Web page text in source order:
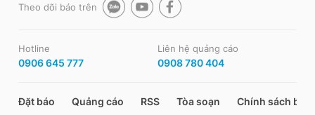
Theo dõi báo trên
Hotline
0906 645 777
Liên hệ quảng cáo
0908 780 404
Đặt báo Quảng cáo RSS Tòa soạn Chính sách bảo